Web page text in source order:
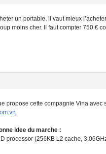
un portable, il vaut mieux
moins cher. Il faut compter 750 €
propose cette compagnie Vina avec
idee du marche :
processor (256KB L2 cache,